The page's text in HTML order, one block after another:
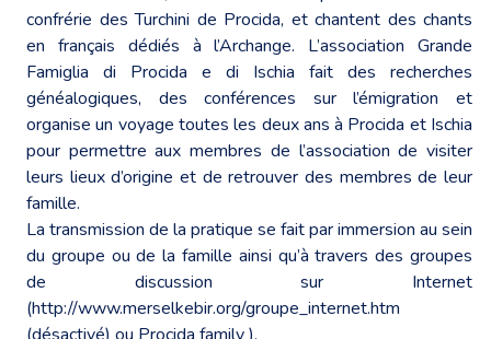
confrérie des Turchini de Procida, et chantent des chants
en français dédiés à l’Archange. L’association Grande
Famiglia di Procida e di Ischia fait des recherches
généalogiques, des conférences sur l’émigration et
organise un voyage toutes les deux ans à Procida et Ischia
pour permettre aux membres de l’association de visiter
leurs lieux d’origine et de retrouver des membres de leur
famille.
La transmission de la pratique se fait par immersion au sein
du groupe ou de la famille ainsi qu’à travers des groupes
de discussion sur Internet
(http://www.merselkebir.org/groupe_internet.htm